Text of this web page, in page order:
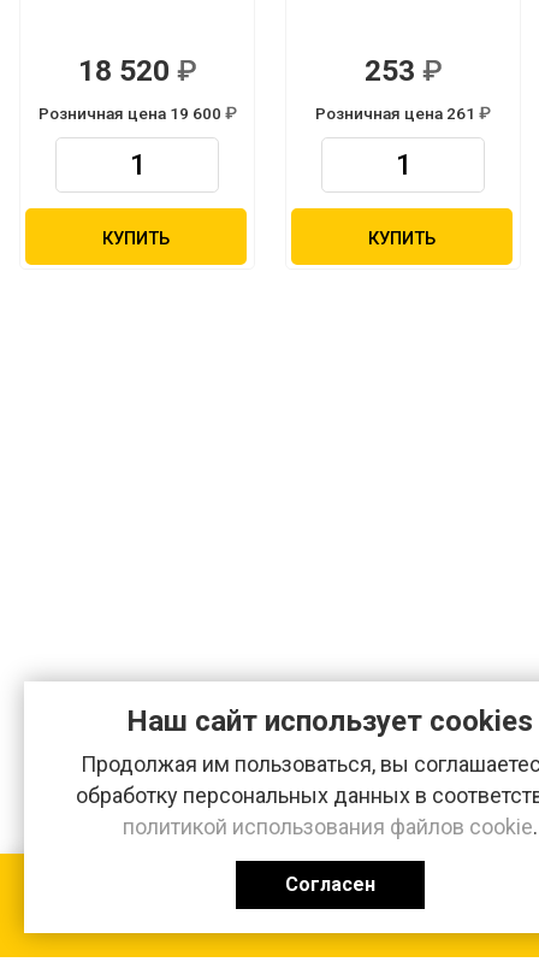
18 520
Розничная цена 19 600
КУПИТЬ
253
Розничная цена 261
КУПИТЬ
Р
Р Р
Наш сайт использует cookies
Продолжая им пользоваться, вы
обработку персональных данных в
политикой использования файлов cookie.
Согласен